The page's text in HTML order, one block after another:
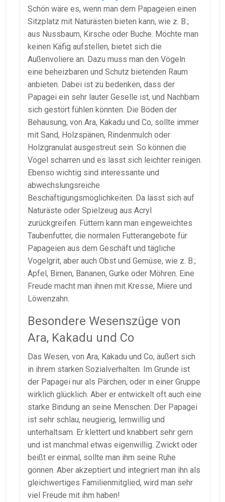
Schön wäre es, wenn man dem Papageien einen
Sitzplatz mit Naturästen bieten kann, wie z. B.;
aus Nussbaum, Kirsche oder Buche. Möchte man
keinen Käfig aufstellen, bietet sich die
Außenvoliere an. Dazu muss man den Vögeln
eine beheizbaren und Schutz bietenden Raum
anbieten. Dabei ist zu bedenken, dass der
Papagei ein sehr lauter Geselle ist, und Nachbarn
sich gestört fühlen könnten. Die Böden der
Behausung, von Ara, Kakadu und Co, sollte immer
mit Sand, Holzspänen, Rindenmulch oder
Holzgranulat ausgestreut sein. So können die
Vögel scharren und es lässt sich leichter reinigen.
Ebenso wichtig sind interessante und
abwechslungsreiche
Beschäftigungsmöglichkeiten. Da lässt sich auf
Naturäste oder Spielzeug aus Acryl
zurückgreifen. Füttern kann man eingeweichtes
Taubenfutter, die normalen Futterangebote für
Papageien aus dem Geschäft und tägliche
Vogelgrit, aber auch Obst und Gemüse, wie z. B.;
Äpfel, Birnen, Bananen, Gurke oder Möhren. Eine
Freude macht man ihnen mit Kresse, Miere und
Löwenzahn.
Besondere Wesenszüge von
Ara, Kakadu und Co
Das Wesen, von Ara, Kakadu und Co, äußert sich
in ihrem starken Sozialverhalten. Im Grunde ist
der Papagei nur als Pärchen, oder in einer Gruppe
wirklich glücklich. Aber er entwickelt oft auch eine
starke Bindung an seine Menschen. Der Papagei
ist sehr schlau, neugierig, lernwillig und
unterhaltsam. Er klettert und knabbert sehr gern
und ist manchmal etwas eigenwillig. Zwickt oder
beißt er einmal, sollte man ihm seine Ruhe
gönnen. Aber akzeptiert und integriert man ihn als
gleichwertiges Familienmitglied, wird man sehr
viel Freude mit ihm haben!